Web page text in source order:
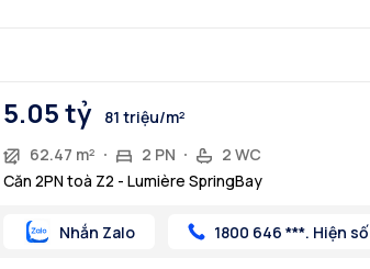
5.05 tỷ
81 triệu/m²
62.47 m²
2 PN
2 WC
Căn 2PN toà Z2 - Lumière SpringBay
Nhắn Zalo 1800 646 ***. Hiện số